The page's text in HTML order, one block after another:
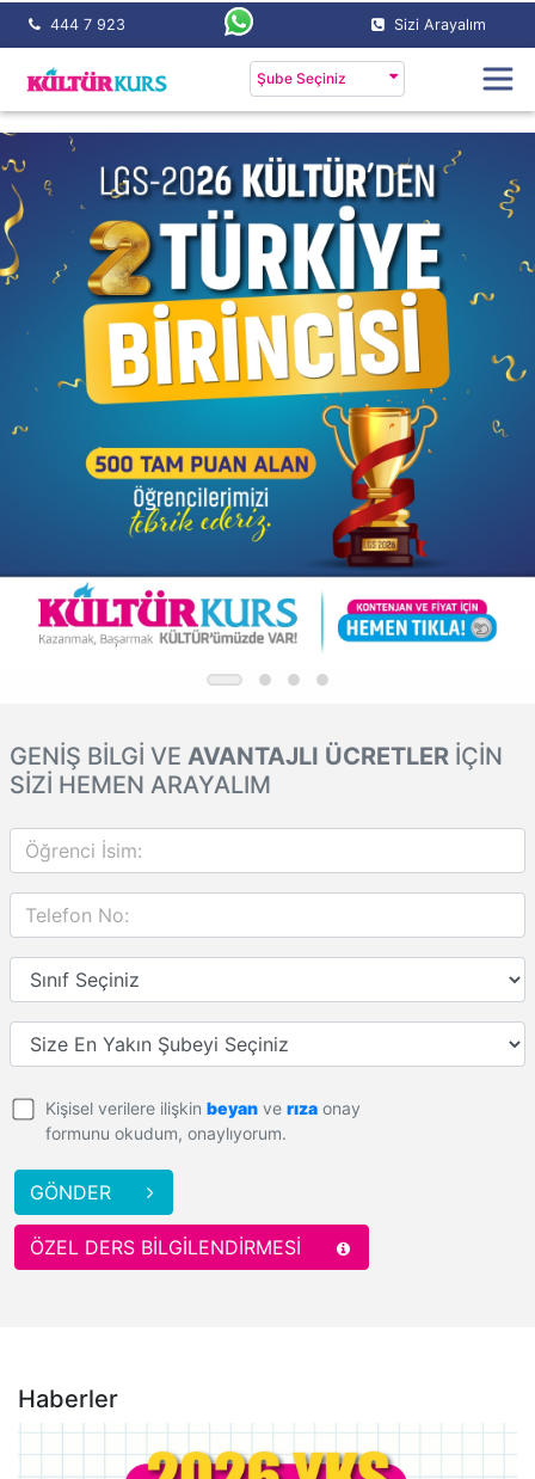
444 7 923 Sizi Arayalım
Şube Seçiniz
GENİŞ BİLGİ VE AVANTAJLI ÜCRETLER İÇİN
SİZİ HEMEN ARAYALIM
Kişisel verilere ilişkin beyan ve rıza onay
formunu okudum, onaylıyorum.
GÖNDER
ÖZEL DERS BİLGİLENDİRMESİ
Haberler